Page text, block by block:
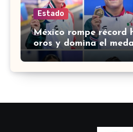
Estado
México rompe récord
oros y domina el
Domingo 2026